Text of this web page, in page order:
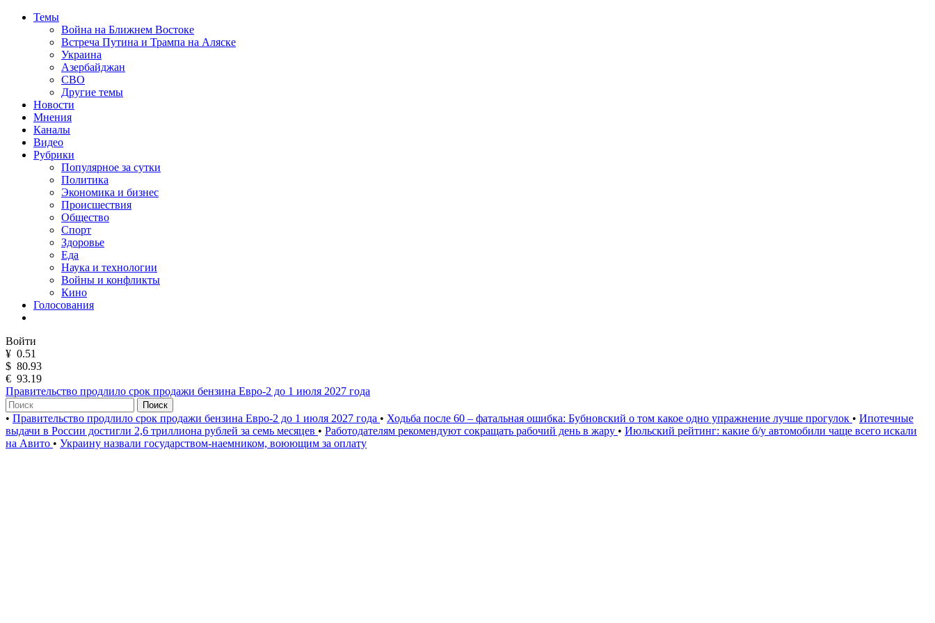
Темы
Война на Ближнем Востоке
Встреча Путина и Трампа на Аляске
Украина
Азербайджан
СВО
Другие темы
Новости
Мнения
Каналы
Видео
Рубрики
Популярное за сутки
Политика
Экономика и бизнес
Происшествия
Общество
Спорт
Здоровье
Еда
Наука и технологии
Войны и конфликты
Кино
Голосования
Войти
¥ 0.51
$ 80.93
€ 93.19
Правительство продлило срок продажи бензина Евро-2 до 1 июля 2027 года
Поиск
• Правительство продлило срок продажи бензина Евро-2 до 1 июля 2027 года • Ходьба после 60 – фатальная ошибка: Бубновский о том какое одно упражнение лучше прогулок • Ипотечные
выдачи в России достигли 2,6 триллиона рублей за семь месяцев • Работодателям рекомендуют сокращать рабочий день в жару • Июльский рейтинг: какие б/у автомобили чаще всего искали
на Авито • Украину назвали государством-наемником, воюющим за оплату